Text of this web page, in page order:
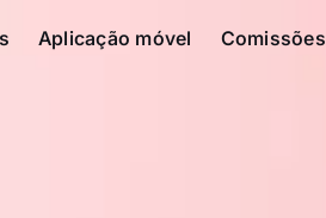
Aplicação móvel Comissões